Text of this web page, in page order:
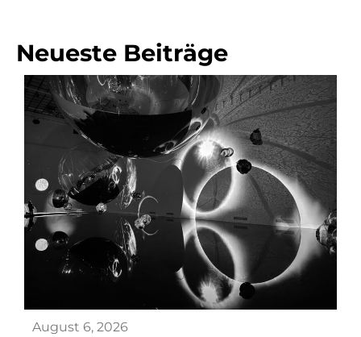
Neueste Beiträge
August 6, 2026